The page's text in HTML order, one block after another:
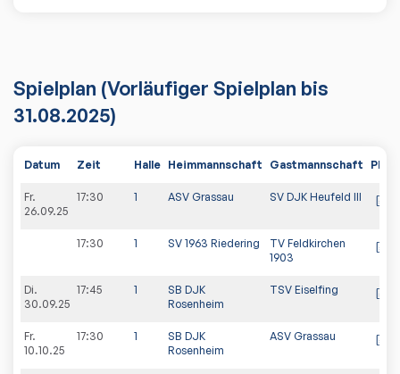
Spielplan (Vorläufiger Spielplan bis
31.08.2025)
Datum Zeit Halle Heimmannschaft Gastmannschaft PDF
Fr.
26.09.25
17:30 1 ASV Grassau SV DJK Heufeld III
17:30 1 SV 1963 Riedering
TV Feldkirchen
1903
Di.
30.09.25
17:45 1
SB DJK
Rosenheim
TSV Eiselfing
Fr.
10.10.25
17:30 1
SB DJK
Rosenheim
ASV Grassau